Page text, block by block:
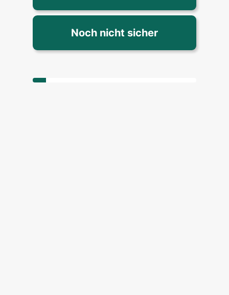
Noch nicht sicher